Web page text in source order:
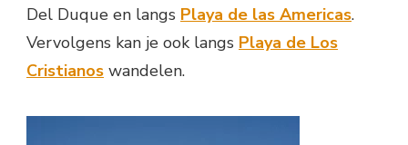
Del Duque en langs Playa de las Americas.
Vervolgens kan je ook langs Playa de Los
Cristianos wandelen.